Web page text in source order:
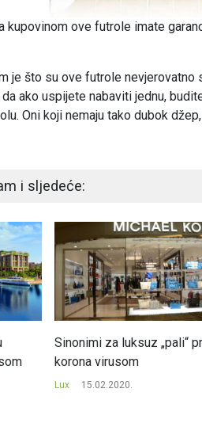
kupovinom ove futrole imate
je što su ove futrole nevjerovatno
ako uspijete nabaviti jednu,
Oni koji nemaju tako dubok
i sljedeće:
Sinonimi za luksuz „pali“
korona virusom
Lux 15.02.2020.